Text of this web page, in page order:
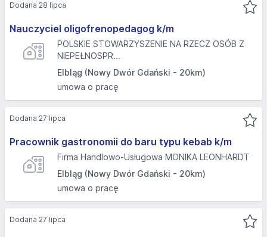
Nauczyciel oligofrenopedagog k/m
POLSKIE STOWARZYSZENIE NA RZECZ OSÓB Z
NIEPEŁNOSPR...
Elbląg (Nowy Dwór Gdański - 20km)
umowa o pracę
Dodana 28 lipca
Pracownik gastronomii do baru typu kebab k/m
Firma Handlowo-Usługowa MONIKA LEONHARDT
Elbląg (Nowy Dwór Gdański - 20km)
umowa o pracę
Dodana 27 lipca
Dodana 27 lipca